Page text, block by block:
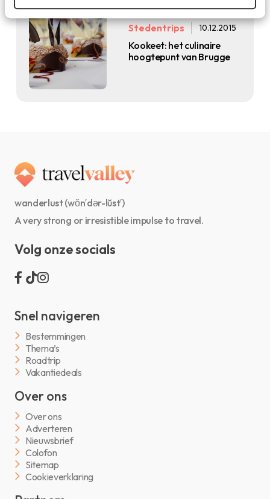
Stedentrips 10.12.2015
Kookeet: het culinaire
hoogtepunt van Brugge
wanderlust (wŏn′dər-lŭst′)
A very strong or irresistible impulse to travel.
Volg onze socials
Snel navigeren
Bestemmingen
Thema’s
Roadtrip
Vakantiedeals
Over ons
Over ons
Adverteren
Nieuwsbrief
Colofon
Sitemap
Cookieverklaring